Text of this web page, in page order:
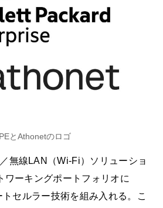
とAthonetのロゴ
無線LAN（Wi-Fi）ソリューショ
ワーキングポートフォリオに
セルラー技術を組み入れる。こ